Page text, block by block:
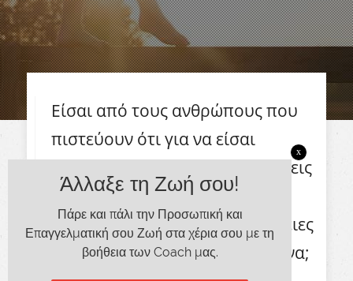
Είσαι από τους ανθρώπους που
πιστεύουν ότι για να είσαι
χαρούμενος και να απολαμβάνεις
τη ζωή, θα πρέπει να κάνεις
δραστικές αλλαγές στις συνήθειες
σου και στη καθημερινή ρουτίνα;
Άλλαξε τη Ζωή σου!
Πάρε και πάλι την Προσωπική και
Επαγγελματική σου Ζωή στα χέρια σου με τη
βοήθεια των Coach μας.
x